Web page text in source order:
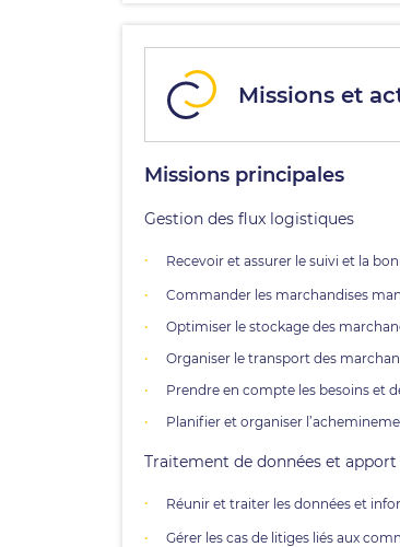
Missions et
Missions principales
Gestion des flux logistiques
Recevoir et assurer le suivi et la
Commander les marchandises
Optimiser le stockage des
Organiser le transport des
Prendre en compte les besoins et
Planifier et organiser
Traitement de données et
Réunir et traiter les données et
Gérer les cas de litiges liés aux